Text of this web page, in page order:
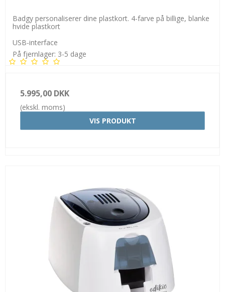
Badgy personaliserer dine plastkort. 4-farve på billige, blanke
hvide plastkort
USB-interface
På fjernlager: 3-5 dage
5.995,00 DKK
(ekskl. moms)
VIS PRODUKT